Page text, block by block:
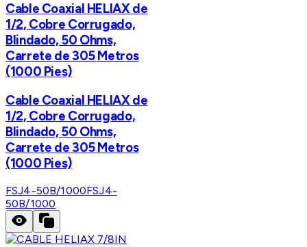
Cable Coaxial HELIAX de
1/2, Cobre Corrugado,
Blindado, 50 Ohms,
Carrete de 305 Metros
(1000 Pies)
Cable Coaxial HELIAX de
1/2, Cobre Corrugado,
Blindado, 50 Ohms,
Carrete de 305 Metros
(1000 Pies)
FSJ4-50B/1000FSJ4-
50B/1000